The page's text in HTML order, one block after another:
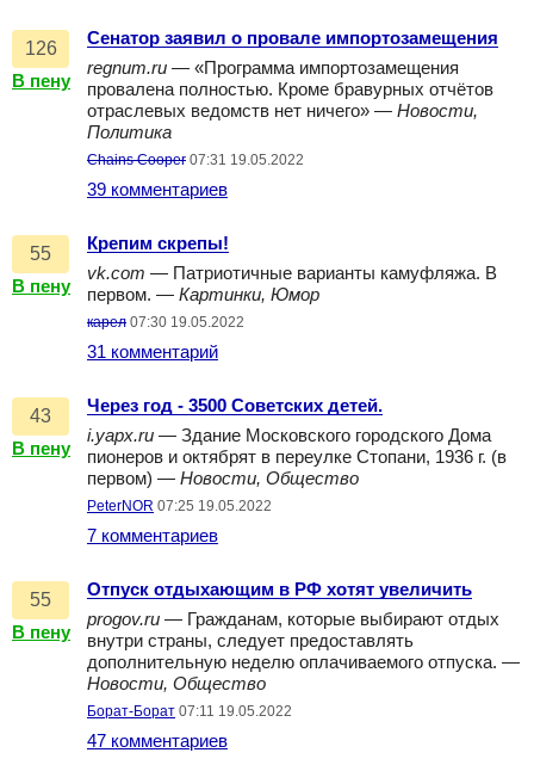
126
В пену
Сенатор заявил о провале импортозамещения
regnum.ru — «Программа импортозамещения
провалена полностью. Кроме бравурных отчётов
отраслевых ведомств нет ничего» — Новости,
Политика
Chains Cooper 07:31 19.05.2022
39 комментариев
55
В пену
Крепим скрепы!
vk.com — Патриотичные варианты камуфляжа. В
первом. — Картинки, Юмор
кaрел 07:30 19.05.2022
31 комментарий
43
В пену
Через год - 3500 Советских детей.
i.yapx.ru — Здание Московского городского Дома
пионеров и октябрят в переулке Стопани, 1936 г. (в
первом) — Новости, Общество
PeterNOR 07:25 19.05.2022
7 комментариев
55
В пену
Отпуск отдыхающим в РФ хотят увеличить
progov.ru — Гражданам, которые выбирают отдых
внутри страны, следует предоставлять
дополнительную неделю оплачиваемого отпуска. —
Новости, Общество
Борат-Борат 07:11 19.05.2022
47 комментариев